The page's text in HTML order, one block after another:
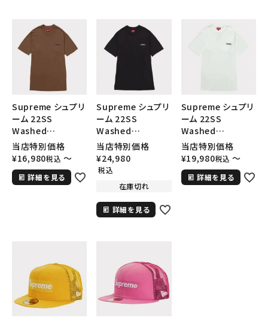
コラボレーションブランドから探す
シーズンから探す
並び順
価格から探す
円 ～
円
在庫のない商品を表示する
Supreme シュプリ
ーム 22SS
Washed
Handstyle S/S
Top Tee ウォッシ
ュハンドスタイルシ
ョートスリーブトッ
当店特別価格
¥16,980税込 〜
詳細を見る
Supreme シュプリ
ーム 22SS
Washed
Handstyle S/S
Top Tee ウォッシ
ュハンドスタイルシ
プ Tシャツ ブラック
当店特別価格
¥24,980
税込
在庫切れ
詳細を見る
Supreme シュプリ
ーム 22SS
Washed
Handstyle S/S
Top Tee ウォッシ
ュハンドスタイルシ
ョートスリーブトッ
当店特別価格
¥19,980税込 〜
詳細を見る